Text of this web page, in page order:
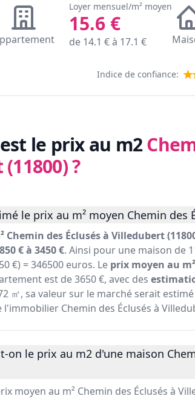
Loyer mensuel/m² moyen
15.6€
de 14.1 € à 17.1 €
Indice de confiance:
le prix au m2
?
le prix au m² moyen Chemin des
Chemin des Éclusés à Villedubert
€ à 3450 €. Ainsi pour une maison de
€) = 346500 euros. Le prix moyen au
est de 3650 €, avec des
㎡, sa valeur sur le marché serait estimé
Chemin des Éclusés à
on le prix au m2 d'une maison
moyen au m² Chemin des Éclusés à